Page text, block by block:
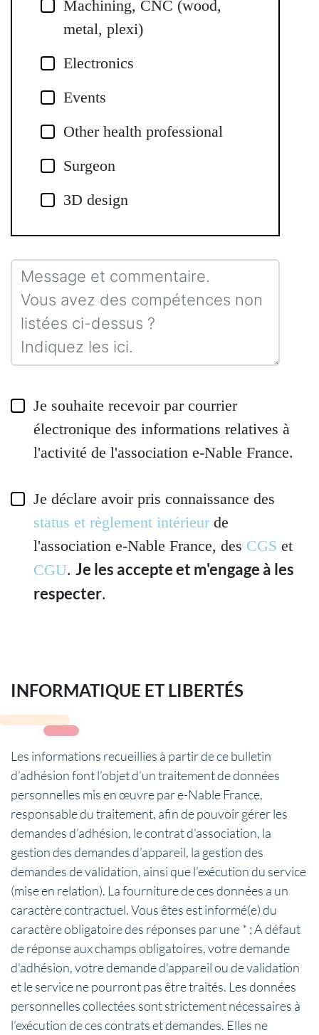
Machining, CNC (wood,
metal, plexi)
Electronics
Events
Other health professional
Surgeon
3D design
Je souhaite recevoir par courrier
électronique des informations relatives à
l'activité de l'association e-Nable France.
Je déclare avoir pris connaissance des
status et règlement intérieur de
l'association e-Nable France, des CGS et
CGU. Je les accepte et m'engage à les
respecter.
INFORMATIQUE ET LIBERTÉS
Les informations recueillies à partir de ce bulletin
d’adhésion font l’objet d’un traitement de données
personnelles mis en œuvre par e-Nable France,
responsable du traitement, afin de pouvoir gérer les
demandes d’adhésion, le contrat d’association, la
gestion des demandes d’appareil, la gestion des
demandes de validation, ainsi que l’exécution du service
(mise en relation). La fourniture de ces données a un
caractère contractuel. Vous êtes est informé(e) du
caractère obligatoire des réponses par une * ; A défaut
de réponse aux champs obligatoires, votre demande
d’adhésion, votre demande d’appareil ou de validation
et le service ne pourront pas être traités. Les données
personnelles collectées sont strictement nécessaires à
l’exécution de ces contrats et demandes. Elles ne